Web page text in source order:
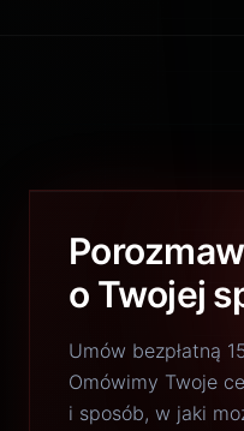
o Twojej
Umów bezpłatną
Omówimy Twoje
i sposób, w jaki